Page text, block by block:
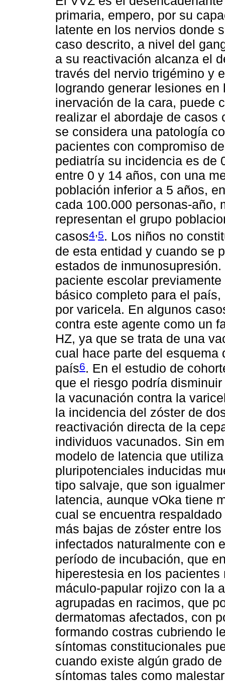
primaria, empero, por su
latente en los nervios donde
caso descrito, a nivel del
a su reactivación alcanza el
través del nervio trigémino y
logrando generar lesiones
inervación de la cara, puede
realizar el abordaje de casos
se considera una patología
pacientes con compromiso
pediatría su incidencia es de
entre 0 y 14 años, con una
población inferior a 5 años,
cada 100.000 personas-año,
representan el grupo
casos4,5. Los niños no
de esta entidad y cuando se
estados de
paciente escolar
básico completo para el
por varicela. En algunos
contra este agente como un
HZ, ya que se trata de una
cual hace parte del
país6. En el estudio de
que el riesgo podría
la vacunación contra la
la incidencia del zóster de
reactivación directa de la
individuos vacunados. Sin
modelo de latencia que
pluripotenciales inducidas
tipo salvaje, que son
latencia, aunque vOka tiene
cual se encuentra
más bajas de zóster entre
infectados naturalmente con
período de incubación, que
hiperestesia en los
máculo-papular rojizo con la
agrupadas en racimos, que
dermatomas afectados, con
formando costras cubriendo
síntomas constitucionales
cuando existe algún grado
síntomas tales como